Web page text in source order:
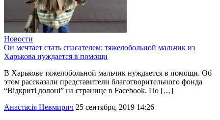
Новости
Он мечтает стать спасателем: тяжелобольной мальчик из
Харькова нуждается в помощи
В Харькове тяжелобольной мальчик нуждается в помощи. Об
этом рассказали представители благотворительного фонда
“Відкриті долоні” на странице в Facebook. По […]
Анастасія Невмирич 25 сентября, 2019 14:26